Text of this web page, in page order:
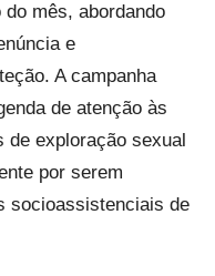
mês, abordando
e
A campanha
de atenção às
exploração sexual
por serem
socioassistenciais de